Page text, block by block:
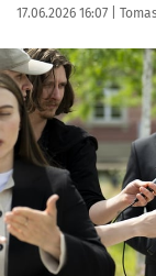
Data publikacji:
17.06.2026 16:07 | Autor:
Kliknij, aby